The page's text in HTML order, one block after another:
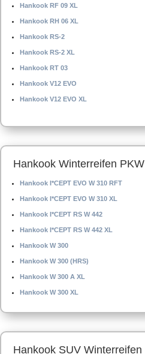
Hankook RF 09 XL
Hankook RH 06 XL
Hankook RS-2
Hankook RS-2 XL
Hankook RT 03
Hankook V12 EVO
Hankook V12 EVO XL
Hankook Winterreifen PKW
Hankook I*CEPT EVO W 310 RFT
Hankook I*CEPT EVO W 310 XL
Hankook I*CEPT RS W 442
Hankook I*CEPT RS W 442 XL
Hankook W 300
Hankook W 300 (HRS)
Hankook W 300 A XL
Hankook W 300 XL
Hankook SUV Winterreifen